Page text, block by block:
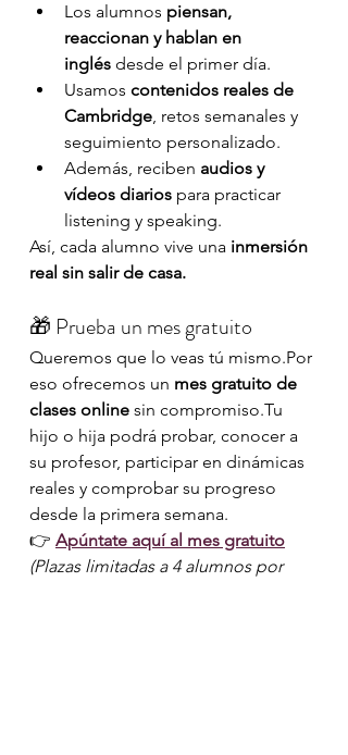
Los alumnos piensan,
reaccionan y hablan en
inglés desde el primer día.
Usamos contenidos reales de
Cambridge, retos semanales y
seguimiento personalizado.
Además, reciben audios y
vídeos diarios para practicar
listening y speaking.
Así, cada alumno vive una inmersión
real sin salir de casa.
🎁 Prueba un mes gratuito
Queremos que lo veas tú mismo.Por
eso ofrecemos un mes gratuito de
clases online sin compromiso.Tu
hijo o hija podrá probar, conocer a
su profesor, participar en dinámicas
reales y comprobar su progreso
desde la primera semana.
👉 Apúntate aquí al mes gratuito
(Plazas limitadas a 4 alumnos por